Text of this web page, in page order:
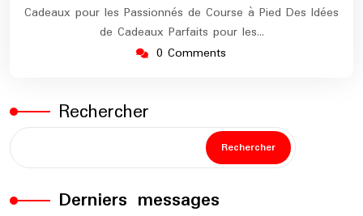
Cadeaux pour les Passionnés de Course à Pied Des Idées
de Cadeaux Parfaits pour les…
0 Comments
Rechercher
Rechercher
Derniers messages